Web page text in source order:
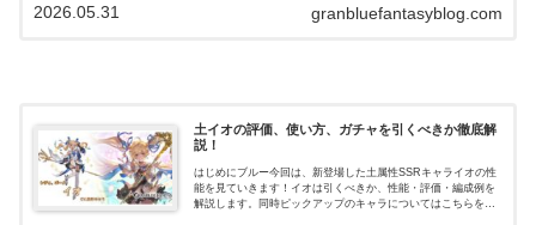
granbluefantasyblog.com
2026.05.31
土イオの評価、使い方、ガチャを引くべきか徹底解
説！
はじめにブルー今回は、新登場した土属性SSRキャライオの性
能を見ていきます！イオは引くべきか、性能・評価・編成例を
解説します。同時ピックアップのキャラについてはこちらをご